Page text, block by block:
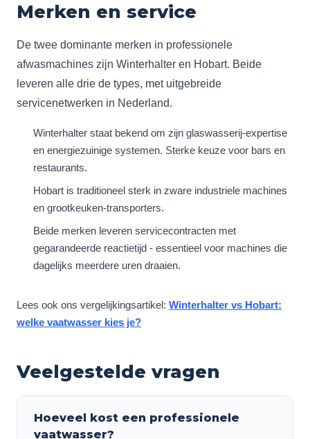
Merken en service
De twee dominante merken in professionele
afwasmachines zijn Winterhalter en Hobart. Beide
leveren alle drie de types, met uitgebreide
servicenetwerken in Nederland.
Winterhalter staat bekend om zijn glaswasserij-expertise
en energiezuinige systemen. Sterke keuze voor bars en
restaurants.
Hobart is traditioneel sterk in zware industriele machines
en grootkeuken-transporters.
Beide merken leveren servicecontracten met
gegarandeerde reactietijd - essentieel voor machines die
dagelijks meerdere uren draaien.
Lees ook ons vergelijkingsartikel: Winterhalter vs Hobart:
welke vaatwasser kies je?
Veelgestelde vragen
Hoeveel kost een professionele
vaatwasser?